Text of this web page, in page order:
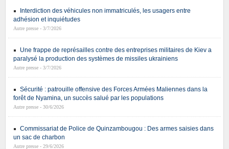
Interdiction des véhicules non immatriculés, les usagers entre
adhésion et inquiétudes
Autre presse - 3/7/2026
Une frappe de représailles contre des entreprises militaires de Kiev a
paralysé la production des systèmes de missiles ukrainiens
Autre presse - 3/7/2026
Sécurité : patrouille offensive des Forces Armées Maliennes dans la
forêt de Nyamina, un succès salué par les populations
Autre presse - 30/6/2026
Commissariat de Police de Quinzambougou : Des armes saisies dans
un sac de charbon
Autre presse - 29/6/2026